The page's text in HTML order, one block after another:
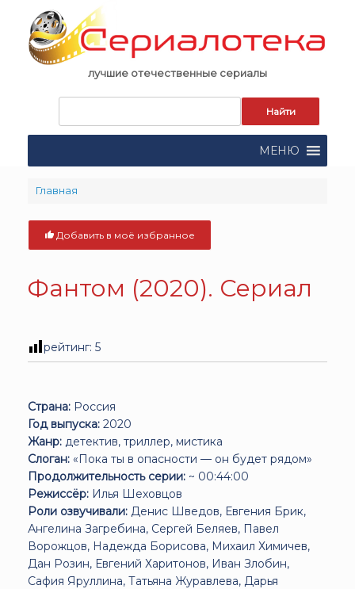
content
лучшие отечественные сериалы
поиска:
МЕНЮ
Главная
Добавить в моё избранное
Фантом (2020). Сериал
рейтинг: 5
Страна: Россия
Год выпуска: 2020
Жанр: детектив, триллер, мистика
Слоган: «Пока ты в опасности — он будет рядом»
Продолжительность серии: ~ 00:44:00
Режиссёр: Илья Шеховцов
Роли озвучивали: Денис Шведов, Евгения Брик,
Ангелина Загребина, Сергей Беляев, Павел
Ворожцов, Надежда Борисова, Михаил Химичев,
Дан Розин, Евгений Харитонов, Иван Злобин,
Сафия Яруллина, Татьяна Журавлева, Дарья